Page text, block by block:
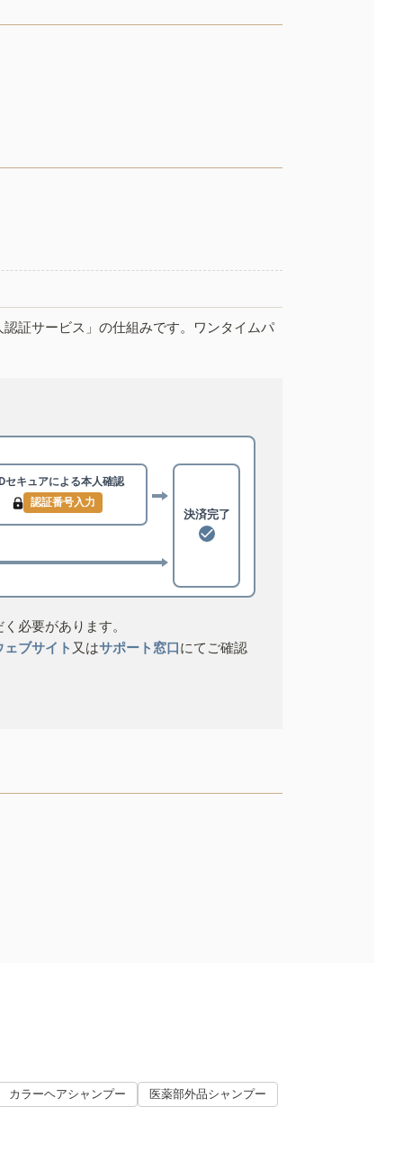
証サービス」の仕組みです。ワンタイムパ
セキュアによる本人確認
認証番号入力
決済完了
必要があります。
ブサイト 又はサポート窓口にてご確認
カラーヘアシャンプー 医薬部外品シャンプー